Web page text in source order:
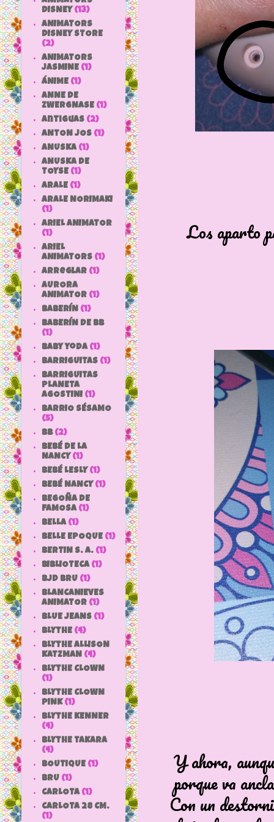
Los aparto
Y ahora,
porque va
Con un
DISNEY (13)
ANIMATORS
DISNEY STORE
(2)
ANIMATORS
JASMINE (1)
ÁNIME (1)
ANNE DE
ZWERGNASE (1)
antiguas (2)
ANTON JOS (1)
ANUSKA (1)
ANUSKA DE
TOYSE (1)
ARALE (1)
ARALE NORIMAKI
(1)
ARIEL ANIMATOR
(1)
ARIEL
ANIMATORS (1)
arreglar (1)
AURORA
ANIMATOR (1)
BABERÍN (1)
BABERÍN DE BB
(1)
baby yoda (1)
BARRIGUITAS (1)
BARRIGUITAS
PLANETA
AGOSTINI (1)
BARRIO SÉSAMO
(5)
bb (2)
BEBÉ DE LA
NANCY (1)
BEBÉ LESLY (1)
BEBÉ NANCY (1)
BEGOÑA DE
FAMOSA (1)
BELLA (1)
BELLE EPOQUE (1)
BERTIN S. A. (1)
BIBLIOTECA (1)
BJD BRU (1)
BLANCANIEVES
ANIMATOR (1)
BLUE JEANS (1)
BLYTHE (4)
BLYTHE ALLISON
KATZMAN (4)
BLYTHE CLOWN
(1)
BLYTHE CLOWN
PINK (1)
BLYTHE KENNER
(4)
BLYTHE TAKARA
(4)
BOUTIQUE (1)
BRU (1)
CARLOTA (1)
CARLOTA 28 CM.
(1)